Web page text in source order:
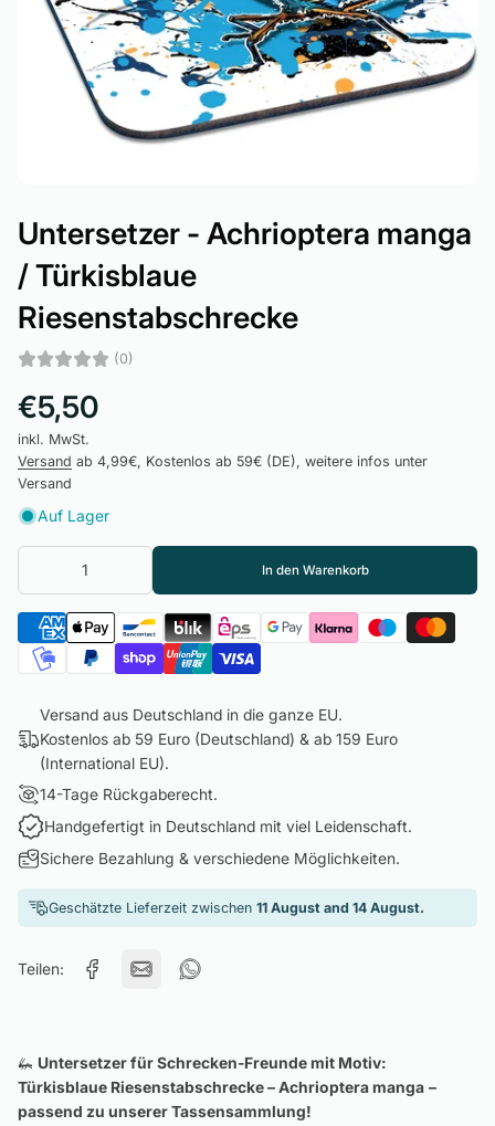
Untersetzer - Achrioptera manga
/ Türkisblaue
Riesenstabschrecke
(0)
€5,50
inkl. MwSt.
Versand ab 4,99€, Kostenlos ab 59€ (DE), weitere infos unter
Versand
Auf Lager
In den Warenkorb
Versand aus Deutschland in die ganze EU.
Kostenlos ab 59 Euro (Deutschland) & ab 159 Euro
(International EU).
14-Tage Rückgaberecht.
Handgefertigt in Deutschland mit viel Leidenschaft.
Sichere Bezahlung & verschiedene Möglichkeiten.
Geschätzte Lieferzeit zwischen 11 August and 14 August.
Teilen:
🦗 Untersetzer für Schrecken-Freunde mit Motiv:
Türkisblaue Riesenstabschrecke – Achrioptera manga –
passend zu unserer Tassensammlung!